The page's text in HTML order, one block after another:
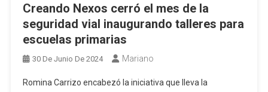
Creando Nexos cerró el mes de la
seguridad vial inaugurando talleres para
escuelas primarias
30 De Junio De 2024 Mariano
Romina Carrizo encabezó la iniciativa que lleva la